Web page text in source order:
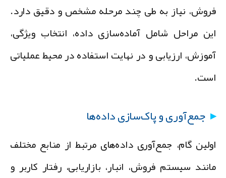
نیاز به طی چند مرحله مشخص و دقیق دارد.
مراحل شامل آماده‌سازی داده، انتخاب ویژگی،
ارزیابی و در نهایت استفاده در محیط عملیاتی
جمع‌آوری و پاک‌سازی داده‌ها
گام، جمع‌آوری داده‌های مرتبط از منابع مختلف
سیستم فروش، انبار، بازاریابی، رفتار کاربر و